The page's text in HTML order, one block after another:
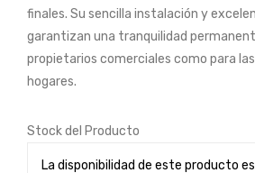
finales. Su sencilla instalación y
garantizan una tranquilidad
propietarios comerciales como para
hogares.
Stock del Producto